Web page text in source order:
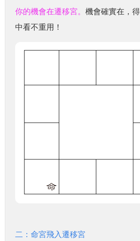
你的機會在遷移宮。 機會確實在，
中看不重用！
二：命宮飛入遷移宮